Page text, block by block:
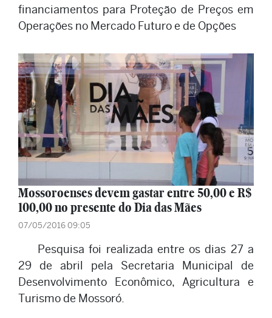
financiamentos para Proteção de Preços em
Operações no Mercado Futuro e de Opções
Mossoroenses devem gastar entre 50,00 e R$
100,00 no presente do Dia das Mães
07/05/2016 09:05
Pesquisa foi realizada entre os dias 27 a
29 de abril pela Secretaria Municipal de
Desenvolvimento Econômico, Agricultura e
Turismo de Mossoró.